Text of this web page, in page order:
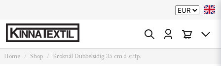
Home Shop Kroknål Dubbelsidig 35 cm 5 st/fp.